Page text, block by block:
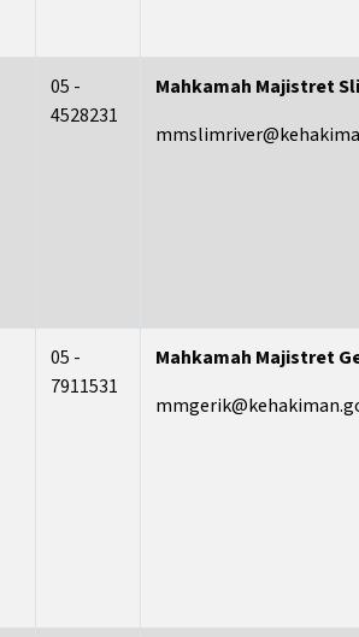
05 -
4528231
Mahkamah Majistret
05 -
7911531
Mahkamah Majistret